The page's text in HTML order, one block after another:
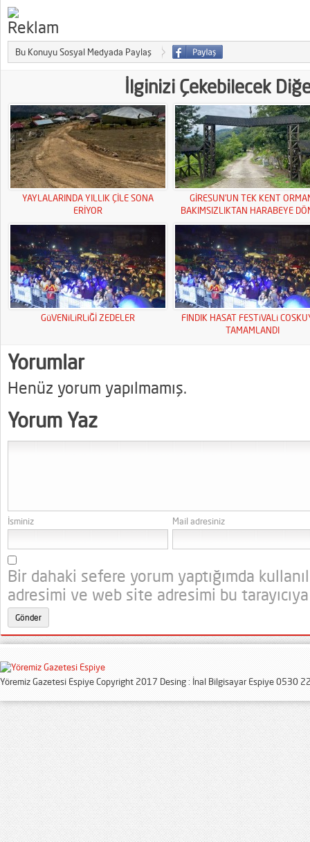
Bu Konuyu Sosyal Medyada Paylaş
İlginizi Çekebilecek
YAYLALARINDA YILLIK ÇİLE SONA
ERİYOR
GİRESUN’UN TEK KENT
BAKIMSIZLIKTAN HARABEYE
GüVENiLiRLiĞİ ZEDELER
FINDIK HASAT FESTiVALi
TAMAMLANDI
Yorumlar
Henüz yorum yapılmamış.
Yorum Yaz
İsminiz Mail adresiniz
Bir dahaki sefere yorum yaptığımda
adresimi ve web site adresimi bu
Yöremiz Gazetesi Espiye Copyright 2017 Desing : İnal Bilgisayar Espiye 0530